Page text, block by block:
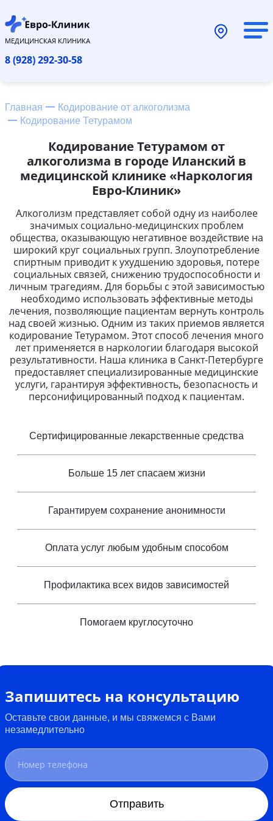
МЕДИЦИНСКАЯ КЛИНИКА
8 (928) 292-30-58
Главная
Кодирование от алкоголизма
Кодирование Тетурамом
Кодирование Тетурамом от
алкоголизма в городе Иланский в
медицинской клинике «Наркология
Евро-Клиник»
Алкоголизм представляет собой одну из наиболее
значимых социально-медицинских проблем
общества, оказывающую негативное воздействие на
широкий круг социальных групп. Злоупотребление
спиртным приводит к ухудшению здоровья, потере
социальных связей, снижению трудоспособности и
личным трагедиям. Для борьбы с этой зависимостью
необходимо использовать эффективные методы
лечения, позволяющие пациентам вернуть контроль
над своей жизнью. Одним из таких приемов является
кодирование Тетурамом. Этот способ лечения много
лет применяется в наркологии благодаря высокой
результативности. Наша клиника в Санкт-Петербурге
предоставляет специализированные медицинские
услуги, гарантируя эффективность, безопасность и
персонифицированный подход к пациентам.
Сертифицированные лекарственные средства
Больше 15 лет спасаем жизни
Гарантируем сохранение анонимности
Оплата услуг любым удобным способом
Профилактика всех видов зависимостей
Помогаем круглосуточно
Запишитесь на консультацию
Оставьте свои данные, и мы свяжемся с Вами
незамедлительно
Отправить